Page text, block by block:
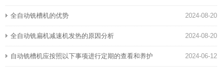
2024-08-20
全自动铣槽机的优势
2024-08-20
全自动铣扁机减速机发热的原因分析
2024-06-12
自动铣槽机应按照以下事项进行定期的查看和养护